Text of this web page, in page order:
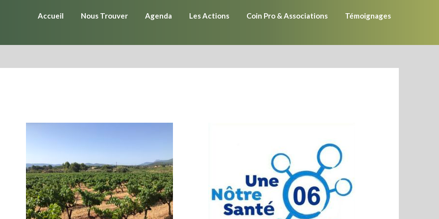
Accueil Nous Trouver Agenda Les Actions Coin Pro & Associations Témoignages